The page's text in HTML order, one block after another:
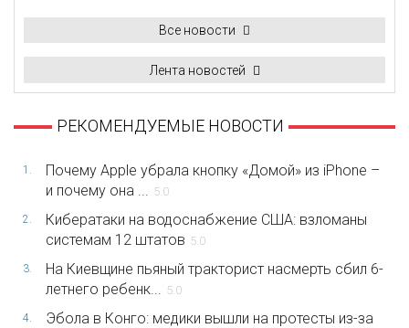
Все новости
Лента новостей
РЕКОМЕНДУЕМЫЕ НОВОСТИ
1.
Почему Apple убрала кнопку «Домой» из iPhone –
и почему она ...
5.0
2.
Кибератаки на водоснабжение США: взломаны
системам 12 штатов 5.0
3.
На Киевщине пьяный тракторист насмерть сбил 6-
летнего ребенк...
5.0
4.
Эбола в Конго: медики вышли на протесты из-за